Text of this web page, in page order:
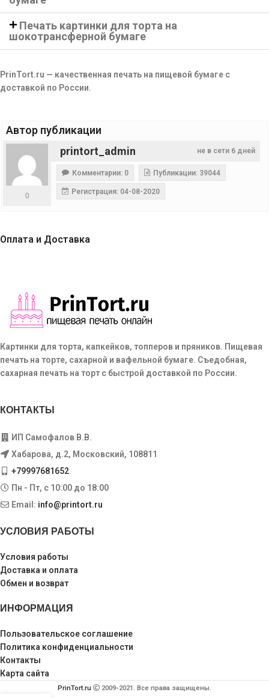
Печать картинки для торта на
шокотрансферной бумаге
PrinTort.ru — качественная печать на пищевой бумаге с
доставкой по России.
Автор публикации
не в сети 6 дней
printort_admin
0
Комментарии: 0 Публикации: 39044
Регистрация: 04-08-2020
Оплата и Доставка
Картинки для торта, капкейков, топперов и пряников. Пищевая
печать на торте, сахарной и вафельной бумаге. Съедобная,
сахарная печать на торт с быстрой доставкой по России.
КОНТАКТЫ
ИП Самофалов В.В.
Хабарова, д.2, Московский, 108811
+79997681652
Пн - Пт, с 10:00 до 18:00
Email: info@printort.ru
УСЛОВИЯ РАБОТЫ
Условия работы
Доставка и оплата
Обмен и возврат
ИНФОРМАЦИЯ
Пользовательское соглашение
Политика конфиденциальности
Контакты
Карта сайта
PrinTort.ru 2009-2021. Все права защищены.